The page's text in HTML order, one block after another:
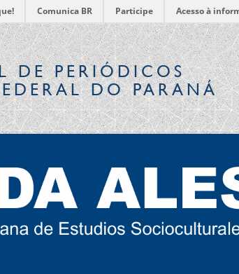
Comunica BR Participe Acesso à
DE PERIÓDICOS
DO PARANÁ